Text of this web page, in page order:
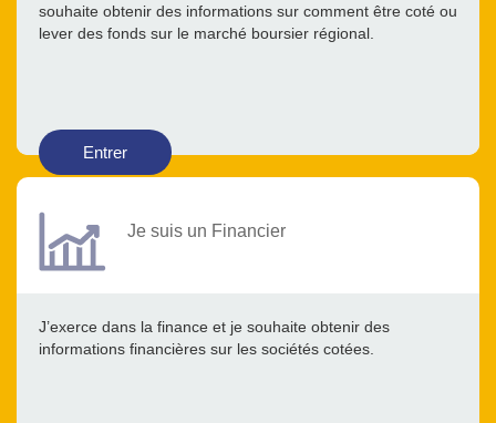
souhaite obtenir des informations sur comment être coté ou
lever des fonds sur le marché boursier régional.
Entrer
Je suis un Financier
J’exerce dans la finance et je souhaite obtenir des
informations financières sur les sociétés cotées.